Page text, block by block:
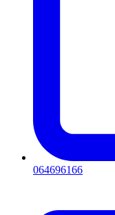
064696166